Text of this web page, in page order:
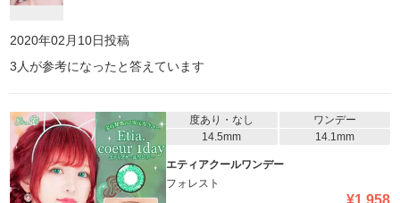
2020年02月10日投稿
3 人が参考になったと答えています
度あり・なし
ワンデー
14.5mm
14.1mm
エティアクールワンデー
フォレスト
¥1,958